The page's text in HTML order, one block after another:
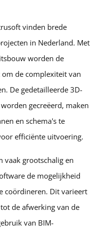
vinden brede
in Nederland. Met
worden de
de complexiteit van
De gedetailleerde 3D-
gecreëerd, maken
en schema's te
efficiënte uitvoering.
vaak grootschalig en
de mogelijkheid
coördineren. Dit varieert
de afwerking van de
van BIM-